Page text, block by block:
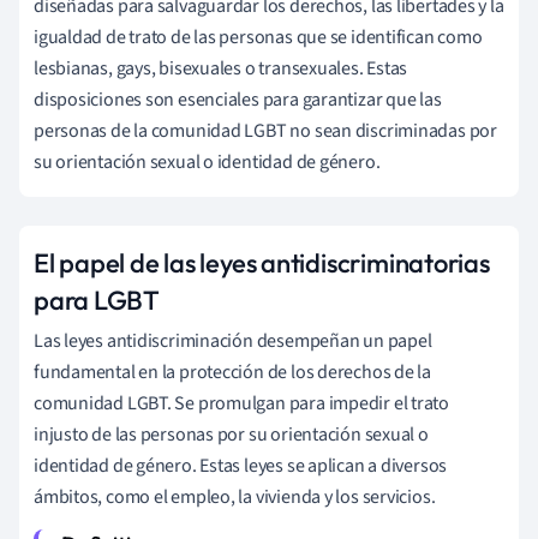
diseñadas para salvaguardar los derechos, las libertades y la
igualdad de trato de las personas que se identifican como
lesbianas, gays, bisexuales o transexuales. Estas
disposiciones son esenciales para garantizar que las
personas de la comunidad LGBT no sean discriminadas por
su orientación sexual o identidad de género.
El papel de las leyes antidiscriminatorias
para LGBT
Las leyes antidiscriminación desempeñan un papel
fundamental en la protección de los derechos de la
comunidad LGBT. Se promulgan para impedir el trato
injusto de las personas por su orientación sexual o
identidad de género. Estas leyes se aplican a diversos
ámbitos, como el empleo, la vivienda y los servicios.